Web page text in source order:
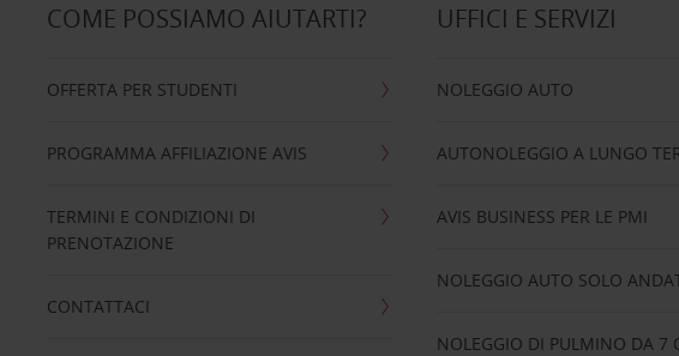
COME POSSIAMO AIUTARTI?
OFFERTA PER STUDENTI
PROGRAMMA AFFILIAZIONE AVIS
TERMINI E CONDIZIONI DI
PRENOTAZIONE
CONTATTACI
UFFICI E SERVIZI
NOLEGGIO AUTO
AUTONOLEGGIO A LUNGO
AVIS BUSINESS PER LE PMI
NOLEGGIO AUTO SOLO
NOLEGGIO DI PULMINO DA 7